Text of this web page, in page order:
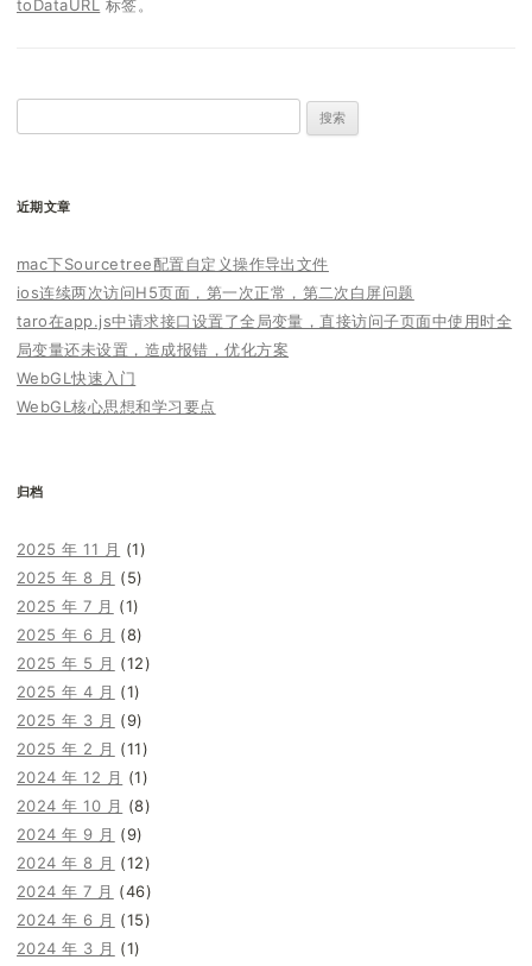
toDataURL 标签。
索：
近期文章
mac下Sourcetree配置自定义操作导出文件
ios连续两次访问H5页面，第一次正常，第二次白屏问题
taro在app.js中请求接口设置了全局变量，直接访问子页面中使用时全
局变量还未设置，造成报错，优化方案
WebGL快速入门
WebGL核心思想和学习要点
归档
2025 年 11 月 (1)
2025 年 8 月 (5)
2025 年 7 月 (1)
2025 年 6 月 (8)
2025 年 5 月 (12)
2025 年 4 月 (1)
2025 年 3 月 (9)
2025 年 2 月 (11)
2024 年 12 月 (1)
2024 年 10 月 (8)
2024 年 9 月 (9)
2024 年 8 月 (12)
2024 年 7 月 (46)
2024 年 6 月 (15)
2024 年 3 月 (1)